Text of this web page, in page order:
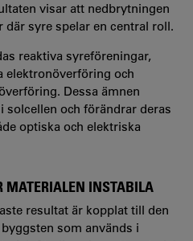
visar att nedbrytningen
där syre spelar en central roll.
reaktiva syreföreningar,
elektronöverföring och
Dessa ämnen
solcellen och förändrar deras
optiska och elektriska
MATERIALEN INSTABILA
resultat är kopplat till den
som används i